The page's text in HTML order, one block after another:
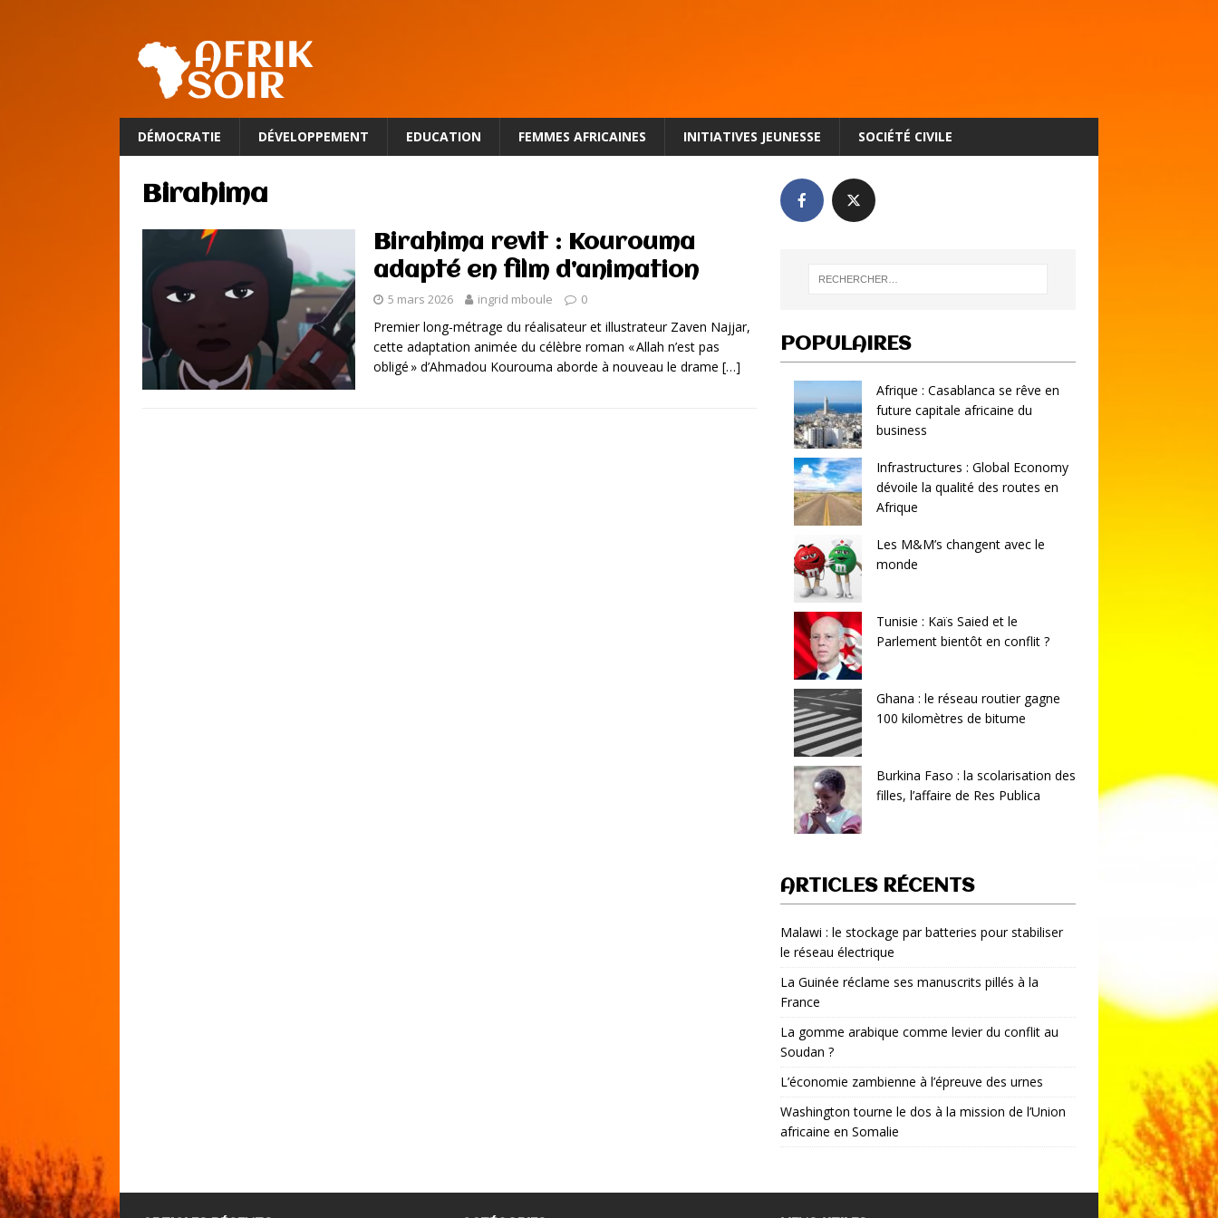
DÉMOCRATIE DÉVELOPPEMENT EDUCATION FEMMES AFRICAINES INITIATIVES JEUNESSE SOCIÉTÉ CIVILE
Birahima
Birahima revit : Kourouma
adapté en film d’animation
5 mars 2026 ingrid mboule 0
Premier long-métrage du réalisateur et illustrateur Zaven Najjar,
cette adaptation animée du célèbre roman « Allah n’est pas
obligé » d’Ahmadou Kourouma aborde à nouveau le drame […]
POPULAIRES
Afrique : Casablanca se rêve en
future capitale africaine du
business
Infrastructures : Global Economy
dévoile la qualité des routes en
Afrique
Les M&M’s changent avec le
monde
Tunisie : Kaïs Saied et le
Parlement bientôt en conflit ?
Ghana : le réseau routier gagne
100 kilomètres de bitume
Burkina Faso : la scolarisation des
filles, l’affaire de Res Publica
ARTICLES RÉCENTS
Malawi : le stockage par batteries pour stabiliser
le réseau électrique
La Guinée réclame ses manuscrits pillés à la
France
La gomme arabique comme levier du conflit au
Soudan ?
L’économie zambienne à l’épreuve des urnes
Washington tourne le dos à la mission de l’Union
africaine en Somalie